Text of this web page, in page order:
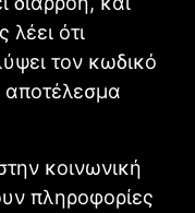
ότι
τον κωδικό
αποτέλεσμα
κοινωνική
πληροφορίες